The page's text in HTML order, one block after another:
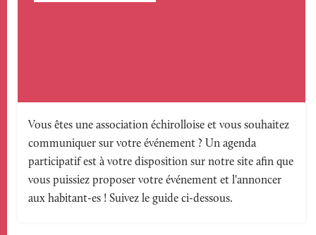
Texte
accroche
Vous êtes une association échirolloise et vous souhaitez
communiquer sur votre événement ? Un agenda
participatif est à votre disposition sur notre site afin que
vous puissiez proposer votre événement et l'annoncer
aux habitant-es ! Suivez le guide ci-dessous.